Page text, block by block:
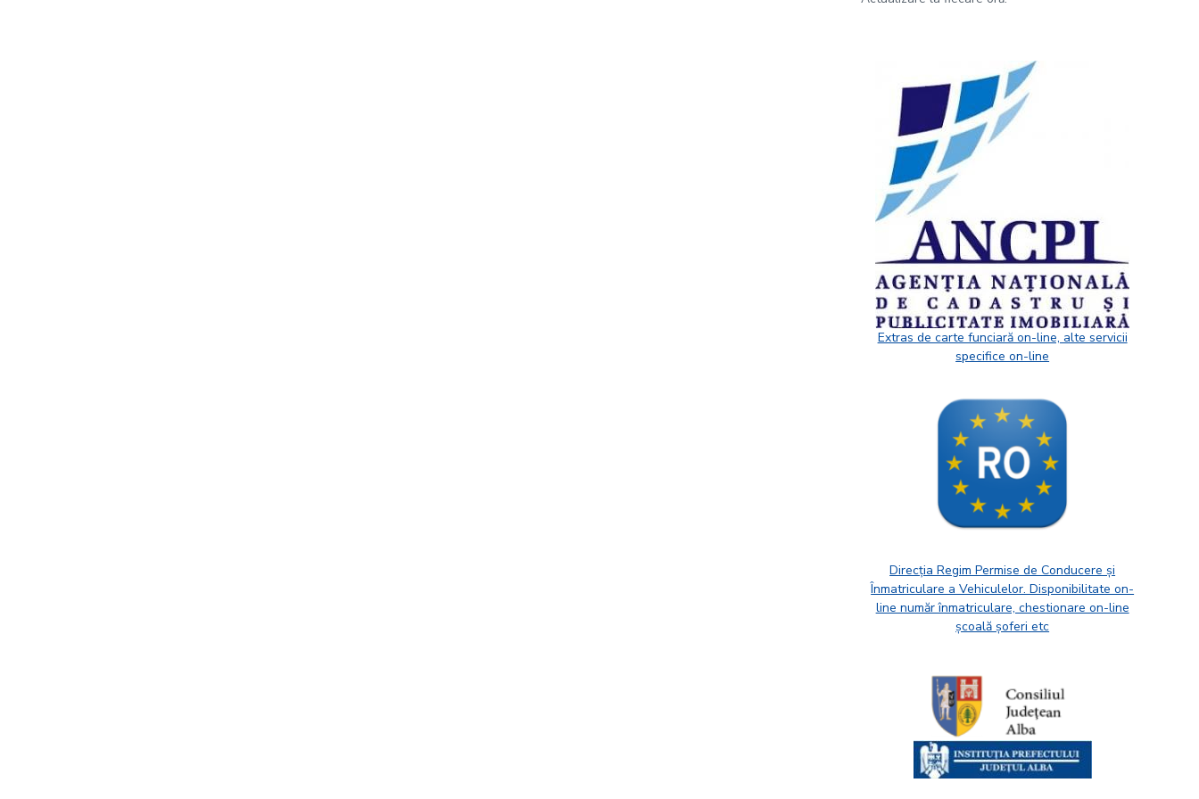
Extras de carte funciară on-line, alte servicii
specifice on-line
Direcția Regim Permise de Conducere și
Înmatriculare a Vehiculelor. Disponibilitate on-
line număr înmatriculare, chestionare on-line
școală șoferi etc